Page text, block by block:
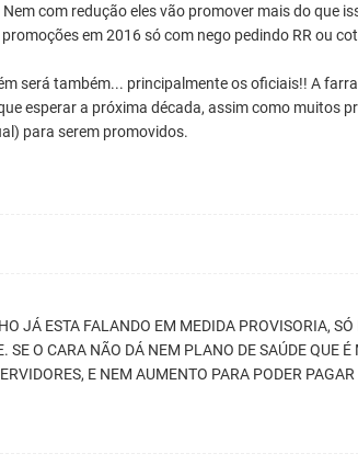
com redução eles vão promover mais do que
em 2016 só com nego pedindo RR ou
será também... principalmente os oficiais!! A
esperar a próxima década, assim como muitos
para serem promovidos.
JÁ ESTA FALANDO EM MEDIDA PROVISORIA, SÓ
SE O CARA NÃO DÁ NEM PLANO DE SAÚDE QUE É
E NEM AUMENTO PARA PODER